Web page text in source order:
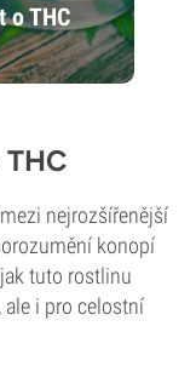
o THC
nejrozšířenější
konopí
tuto rostlinu
ale i pro celostní